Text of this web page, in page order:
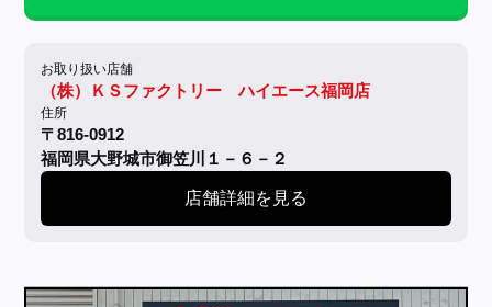
お取り扱い店舗
（株）ＫＳファクトリー ハイエース福岡店
住所
〒816-0912
福岡県大野城市御笠川１－６－２
店舗詳細を見る